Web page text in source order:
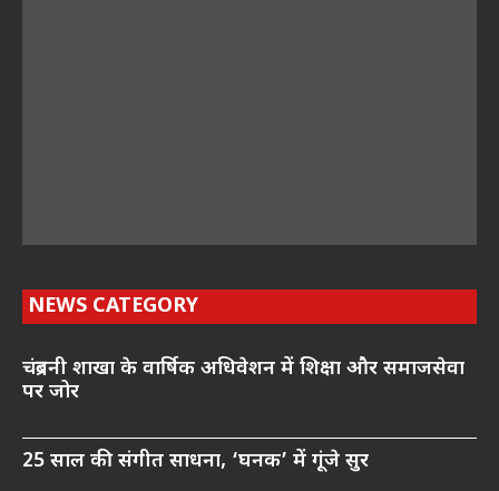
NEWS CATEGORY
चंद्रबनी शाखा के वार्षिक अधिवेशन में शिक्षा और समाजसेवा
पर जोर
25 साल की संगीत साधना, ‘घनक’ में गूंजे सुर